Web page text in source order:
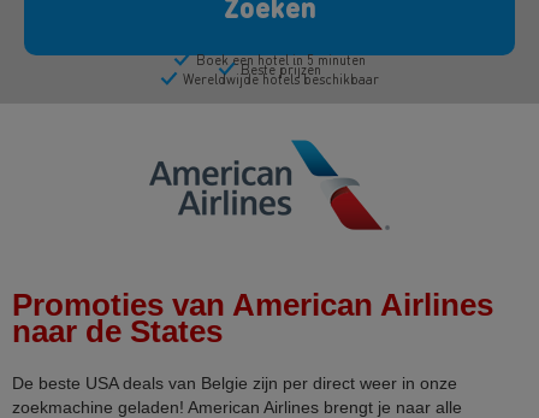
Promoties van American Airlines
naar de States
De beste USA deals van Belgie zijn per direct weer in onze
zoekmachine geladen! American Airlines brengt je naar alle